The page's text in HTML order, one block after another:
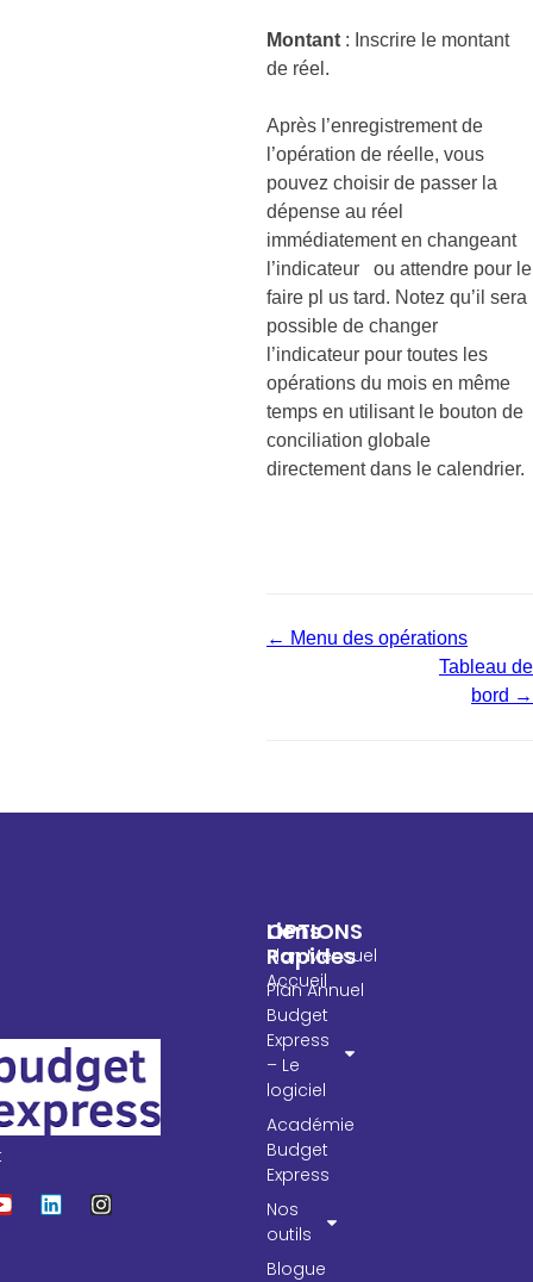
Montant : Inscrire le montant
de réel.
Après l’enregistrement de
l’opération de réelle, vous
pouvez choisir de passer la
dépense au réel
immédiatement en changeant
l’indicateur ou attendre pour le
faire pl us tard. Notez qu’il sera
possible de changer
l’indicateur pour toutes les
opérations du mois en même
temps en utilisant le bouton de
conciliation globale
directement dans le calendrier.
← Menu des opérations
Tableau de
bord →
OPTIONS
Plan Mensuel
Plan Annuel
Liens
Rapides
Accueil
Budget
Express
– Le
logiciel
Académie
Budget
Express
Nos
outils
Blogue